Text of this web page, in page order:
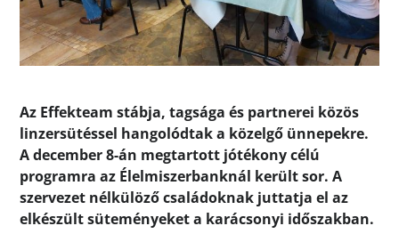
Az Effekteam stábja, tagsága és partnerei közös
linzersütéssel hangolódtak a közelgő ünnepekre.
A december 8-án megtartott jótékony célú
programra az Élelmiszerbanknál került sor. A
szervezet nélkülöző családoknak juttatja el az
elkészült süteményeket a karácsonyi időszakban.